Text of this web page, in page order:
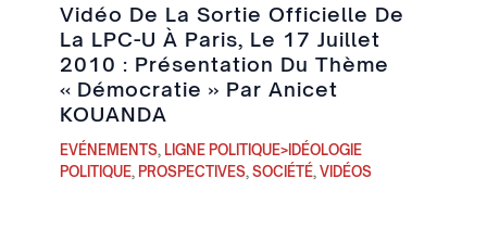
Vidéo De La Sortie Officielle De
La LPC-U À Paris, Le 17 Juillet
2010 : Présentation Du Thème
« Démocratie » Par Anicet
KOUANDA
EVÉNEMENTS, LIGNE POLITIQUE>IDÉOLOGIE
POLITIQUE, PROSPECTIVES, SOCIÉTÉ, VIDÉOS